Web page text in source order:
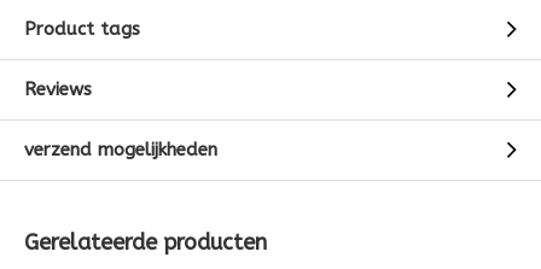
Product tags
Reviews
verzend mogelijkheden
Gerelateerde producten